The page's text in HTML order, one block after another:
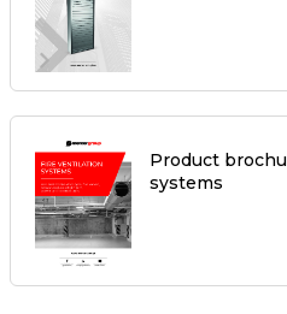
Product
systems